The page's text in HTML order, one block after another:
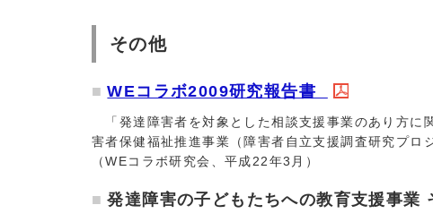
その他
WEコラボ2009研究報告書
「発達障害者を対象とした相談支援事業のあり方に
害者保健福祉推進事業（障害者自立支援調査研究プロ
（WEコラボ研究会、平成22年3月）
発達障害の子どもたちへの教育支援事業